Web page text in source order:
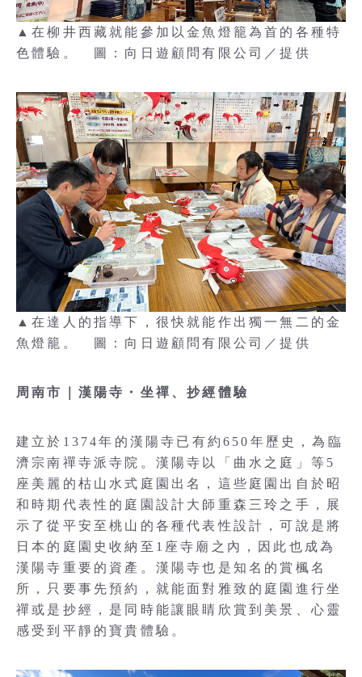
▲在柳井西藏就能參加以金魚燈籠為首的各種特
色體驗。 圖：向日遊顧問有限公司／提供
▲在達人的指導下，很快就能作出獨一無二的金
魚燈籠。 圖：向日遊顧問有限公司／提供
周南市｜漢陽寺・坐禪、抄經體驗
建立於1374年的漢陽寺已有約650年歷史，為臨
濟宗南禪寺派寺院。漢陽寺以「曲水之庭」等5
座美麗的枯山水式庭園出名，這些庭園出自於昭
和時期代表性的庭園設計大師重森三玲之手，展
示了從平安至桃山的各種代表性設計，可說是將
日本的庭園史收納至1座寺廟之內，因此也成為
漢陽寺重要的資產。漢陽寺也是知名的賞楓名
所，只要事先預約，就能面對雅致的庭園進行坐
禪或是抄經，是同時能讓眼睛欣賞到美景、心靈
感受到平靜的寶貴體驗。